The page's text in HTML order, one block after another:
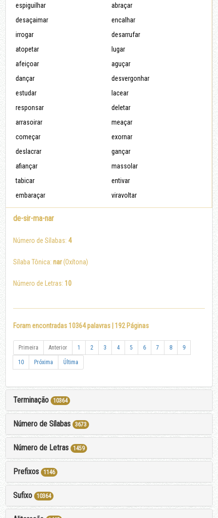
espiguilhar
abraçar
desaçaimar
encalhar
irrogar
desarrufar
atopetar
lugar
afeiçoar
aguçar
dançar
desvergonhar
estudar
lacear
responsar
deletar
arrasoirar
meaçar
começar
exornar
deslacrar
gançar
afiançar
massolar
tabicar
entivar
embaraçar
viravoltar
de-sir-ma-nar
Número de Sílabas:4
Sílaba Tônica:nar(Oxítona)
Número de Letras:10
Foram encontradas 10364 palavras | 192 Páginas
Primeira Anterior 1 2 3 4 5 6 7 8 9
10 Próxima Última
Terminação 10364
Número de Sílabas 3673
Número de Letras 1459
Prefixos 1146
Sufixo 10364